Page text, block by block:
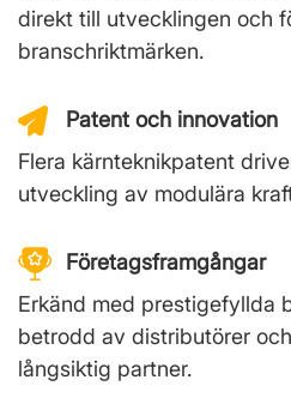
direkt till utvecklingen och
branschriktmärken.
Patent och innovation
Flera kärnteknikpatent
utveckling av modulära
Företagsframgångar
Erkänd med prestigefyllda
betrodd av distributörer
långsiktig partner.